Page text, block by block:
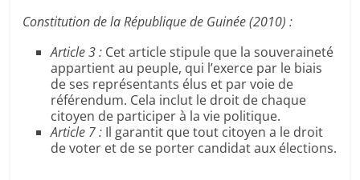
Constitution de la République de Guinée (2010) :
Article 3 : Cet article stipule que la souveraineté
appartient au peuple, qui l’exerce par le biais
de ses représentants élus et par voie de
référendum. Cela inclut le droit de chaque
citoyen de participer à la vie politique.
Article 7 : Il garantit que tout citoyen a le droit
de voter et de se porter candidat aux élections.